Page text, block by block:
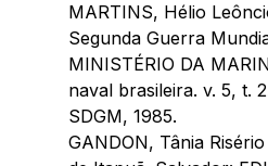
MARTINS, Hélio
Segunda Guerra
MINISTÉRIO DA
naval brasileira. v. 5, t.
SDGM, 1985.
GANDON, Tânia